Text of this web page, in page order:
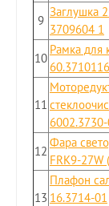
9
Заглушка
3709604 1
10
Рамка для
11
12
Фара
FRК9-27W
13
Плафон
16.3714-01